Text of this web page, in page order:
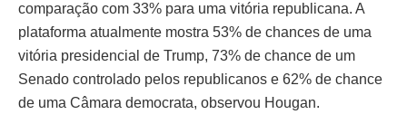
comparação com 33% para uma vitória republicana. A
plataforma atualmente mostra 53% de chances de uma
vitória presidencial de Trump, 73% de chance de um
Senado controlado pelos republicanos e 62% de chance
de uma Câmara democrata, observou Hougan.